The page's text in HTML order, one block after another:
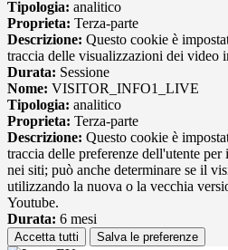
Tipologia: analitico
Proprieta: Terza-parte
Descrizione: Questo cookie è
traccia delle visualizzazioni dei video
Durata: Sessione
Nome: VISITOR_INFO1_LIVE
Tipologia: analitico
Proprieta: Terza-parte
Descrizione: Questo cookie è
traccia delle preferenze dell'utente
nei siti; può anche determinare se il
utilizzando la nuova o la vecchia
Youtube.
Durata: 6 mesi
Accetta tutti Salva le preferenze